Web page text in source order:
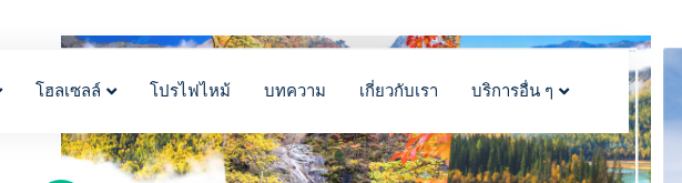
โฮลเซลล์ โปรไฟไหม้ บทความ เกี่ยวกับเรา บริการอื่น ๆ